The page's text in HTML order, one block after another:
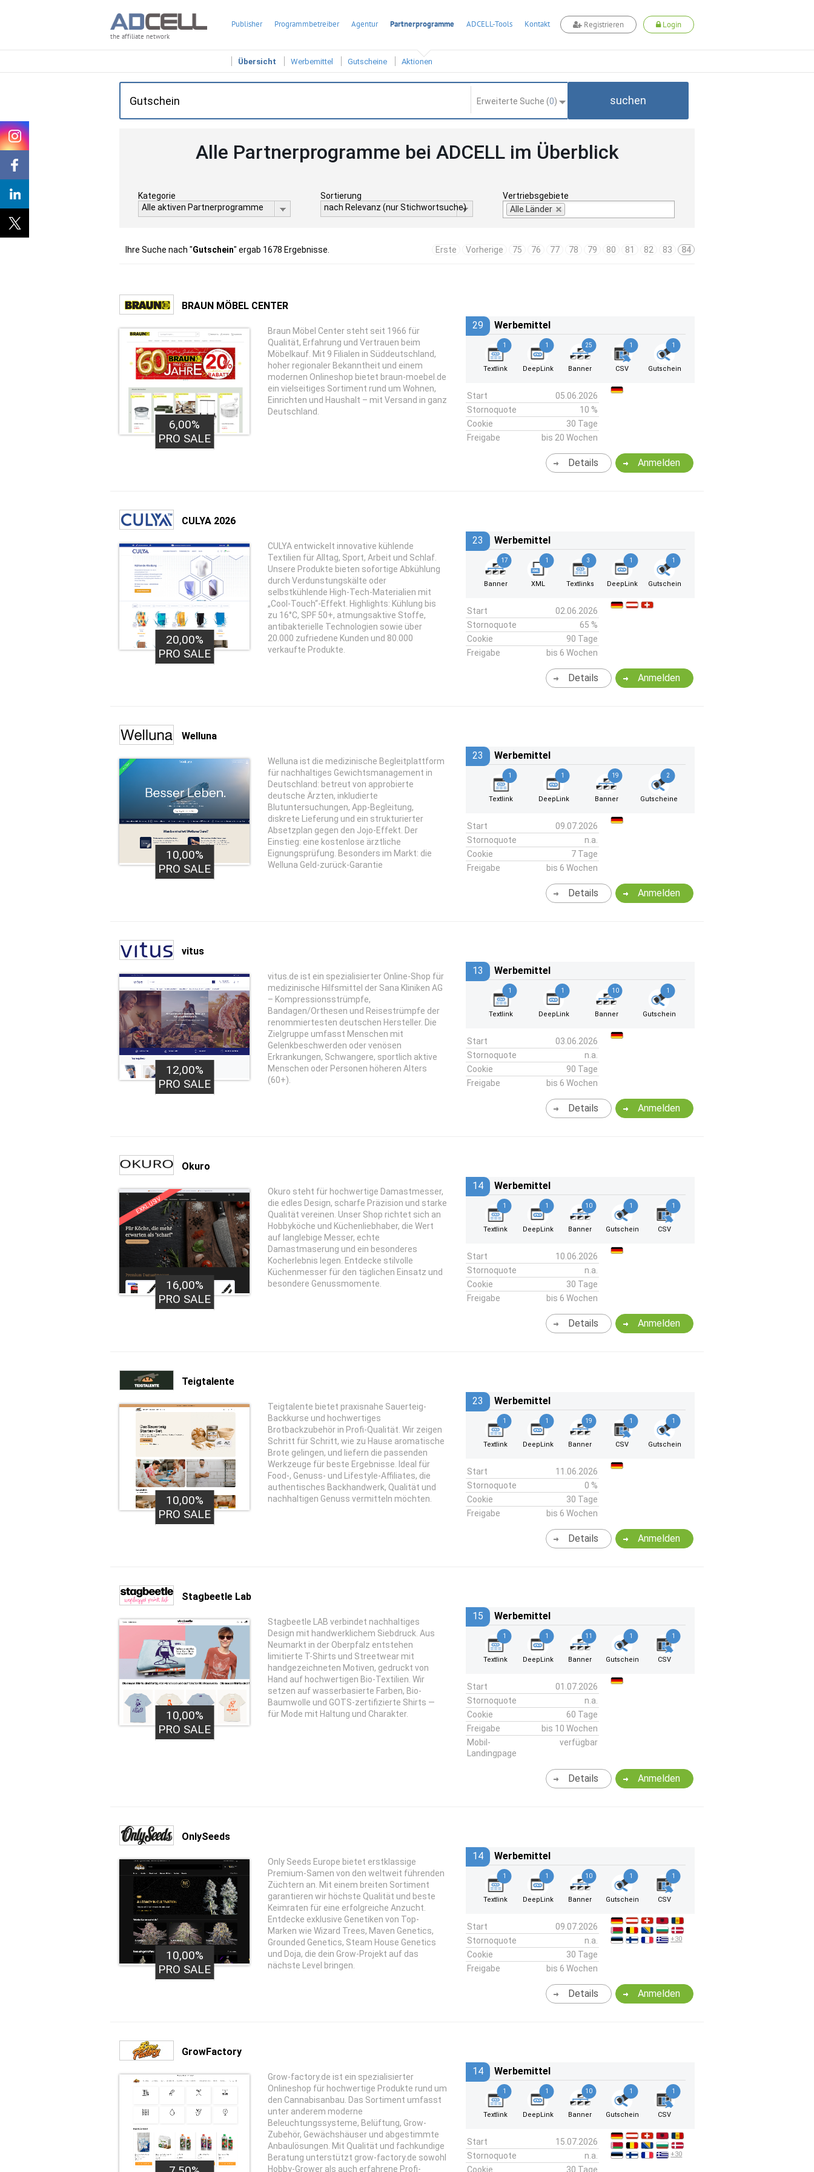
the affiliate network
Publisher Programmbetreiber Agentur Partnerprogramme ADCELL-Tools Kontakt Registrieren Login
Übersicht Werbemittel Gutscheine Aktionen
Erweiterte Suche (0) suchen
Alle Partnerprogramme bei ADCELL im Überblick
Kategorie
Alle aktiven Partnerprogramme
Sortierung
nach Relevanz (nur Stichwortsuche)
Vertriebsgebiete
Alle Länder
Ihre Suche nach "Gutschein" ergab 1678 Ergebnisse. Erste Vorherige 75 76 77 78 79 80 81 82 83 84
BRAUN MÖBEL CENTER
6,00%
PRO SALE
Braun Möbel Center steht seit 1966 für
Qualität, Erfahrung und Vertrauen beim
Möbelkauf. Mit 9 Filialen in Süddeutschland,
hoher regionaler Bekanntheit und einem
modernen Onlineshop bietet braun-moebel.de
ein vielseitiges Sortiment rund um Wohnen,
Einrichten und Haushalt – mit Versand in ganz
Deutschland.
29 Werbemittel
1
Textlink
1
DeepLink
25
Banner
1
CSV
1
Gutschein
Start
05.06.2026
Stornoquote
10 %
Cookie
30 Tage
Freigabe
bis 20 Wochen
Anmelden
Details
CULYA 2026
20,00%
PRO SALE
CULYA entwickelt innovative kühlende
Textilien für Alltag, Sport, Arbeit und Schlaf.
Unsere Produkte bieten sofortige Abkühlung
durch Verdunstungskälte oder
selbstkühlende High-Tech-Materialien mit
„Cool-Touch“-Effekt. Highlights: Kühlung bis
zu 16°C, SPF 50+, atmungsaktive Stoffe,
antibakterielle Technologien sowie über
20.000 zufriedene Kunden und 80.000
verkaufte Produkte.
23 Werbemittel
17
Banner
1
XML
3
Textlinks
1
DeepLink
1
Gutschein
Start
02.06.2026
Stornoquote
65 %
Cookie
90 Tage
Freigabe
bis 6 Wochen
Anmelden
Details
Welluna
10,00%
PRO SALE
Welluna ist die medizinische Begleitplattform
für nachhaltiges Gewichtsmanagement in
Deutschland: betreut von approbierte
deutsche Ärzten, inkludierte
Blutuntersuchungen, App-Begleitung,
diskrete Lieferung und ein strukturierter
Absetzplan gegen den Jojo-Effekt. Der
Einstieg: eine kostenlose ärztliche
Eignungsprüfung. Besonders im Markt: die
Welluna Geld-zurück-Garantie
23 Werbemittel
1
Textlink
1
DeepLink
19
Banner
2
Gutscheine
Start
09.07.2026
Stornoquote
n.a.
Cookie
7 Tage
Freigabe
bis 6 Wochen
Anmelden
Details
vitus
12,00%
PRO SALE
vitus.de ist ein spezialisierter Online-Shop für
medizinische Hilfsmittel der Sana Kliniken AG
– Kompressionsstrümpfe,
Bandagen/Orthesen und Reisestrümpfe der
renommiertesten deutschen Hersteller. Die
Zielgruppe umfasst Menschen mit
Gelenkbeschwerden oder venösen
Erkrankungen, Schwangere, sportlich aktive
Menschen oder Personen höheren Alters
(60+).
13 Werbemittel
1
Textlink
1
DeepLink
10
Banner
1
Gutschein
Start
03.06.2026
Stornoquote
n.a.
Cookie
90 Tage
Freigabe
bis 6 Wochen
Anmelden
Details
Okuro
EXKLUSIV
16,00%
PRO SALE
Okuro steht für hochwertige Damastmesser,
die edles Design, scharfe Präzision und starke
Qualität vereinen. Unser Shop richtet sich an
Hobbyköche und Küchenliebhaber, die Wert
auf langlebige Messer, echte
Damastmaserung und ein besonderes
Kocherlebnis legen. Entdecke stilvolle
Küchenmesser für den täglichen Einsatz und
besondere Genussmomente.
14 Werbemittel
1
Textlink
1
DeepLink
10
Banner
1
Gutschein
1
CSV
Start
10.06.2026
Stornoquote
n.a.
Cookie
30 Tage
Freigabe
bis 6 Wochen
Anmelden
Details
Teigtalente
10,00%
PRO SALE
Teigtalente bietet praxisnahe Sauerteig-
Backkurse und hochwertiges
Brotbackzubehör in Profi-Qualität. Wir zeigen
Schritt für Schritt, wie zu Hause aromatische
Brote gelingen, und liefern die passenden
Werkzeuge für beste Ergebnisse. Ideal für
Food-, Genuss- und Lifestyle-Affiliates, die
authentisches Backhandwerk, Qualität und
nachhaltigen Genuss vermitteln möchten.
23 Werbemittel
1
Textlink
1
DeepLink
19
Banner
1
CSV
1
Gutschein
Start
11.06.2026
Stornoquote
0 %
Cookie
30 Tage
Freigabe
bis 6 Wochen
Anmelden
Details
Stagbeetle Lab
10,00%
PRO SALE
Stagbeetle LAB verbindet nachhaltiges
Design mit handwerklichem Siebdruck. Aus
Neumarkt in der Oberpfalz entstehen
limitierte T-Shirts und Streetwear mit
handgezeichneten Motiven, gedruckt von
Hand auf hochwertigen Bio-Textilien. Wir
setzen auf wasserbasierte Farben, Bio-
Baumwolle und GOTS-zertifizierte Shirts —
für Mode mit Haltung und Charakter.
15 Werbemittel
1
Textlink
1
DeepLink
11
Banner
1
Gutschein
1
CSV
Start
01.07.2026
Stornoquote
n.a.
Cookie
60 Tage
Freigabe
bis 10 Wochen
Mobil-
Landingpage
verfügbar
Anmelden
Details
OnlySeeds
10,00%
PRO SALE
Only Seeds Europe bietet erstklassige
Premium-Samen von den weltweit führenden
Züchtern an. Mit einem breiten Sortiment
garantieren wir höchste Qualität und beste
Keimraten für eine erfolgreiche Anzucht.
Entdecke exklusive Genetiken von Top-
Marken wie Wizard Trees, Maven Genetics,
Grounded Genetics, Steam House Genetics
und Doja, die dein Grow-Projekt auf das
nächste Level bringen.
14 Werbemittel
1
Textlink
1
DeepLink
10
Banner
1
Gutschein
1
CSV
Start
09.07.2026
Stornoquote
n.a.
Cookie
30 Tage
Freigabe
bis 6 Wochen
+30
Anmelden
Details
GrowFactory
Grow-factory.de ist ein spezialisierter
Onlineshop für hochwertige Produkte rund um
den Cannabisanbau. Das Sortiment umfasst
unter anderem moderne
Beleuchtungssysteme, Belüftung, Grow-
Zubehör, Gewächshäuser und abgestimmte
Anbaulösungen. Mit Qualität und fachkundige
Beratung unterstützt grow-factory.de sowohl
Hobby-Grower als auch erfahrene Profi-
14 Werbemittel
1
Textlink
1
DeepLink
10
Banner
1
Gutschein
1
CSV
Start
15.07.2026
Stornoquote
n.a.
Cookie
30 Tage
+30